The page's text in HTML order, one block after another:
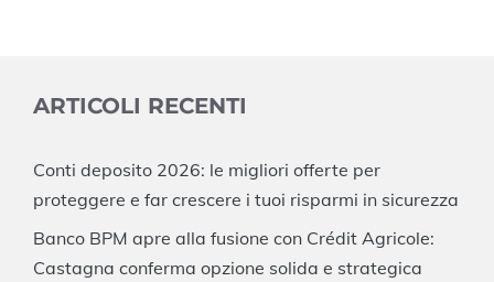
ARTICOLI RECENTI
Conti deposito 2026: le migliori offerte per
proteggere e far crescere i tuoi risparmi in sicurezza
Banco BPM apre alla fusione con Crédit Agricole:
Castagna conferma opzione solida e strategica